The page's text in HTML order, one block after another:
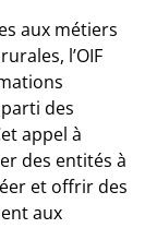
aux métiers
l’OIF
des
appel à
des entités à
et offrir des
aux